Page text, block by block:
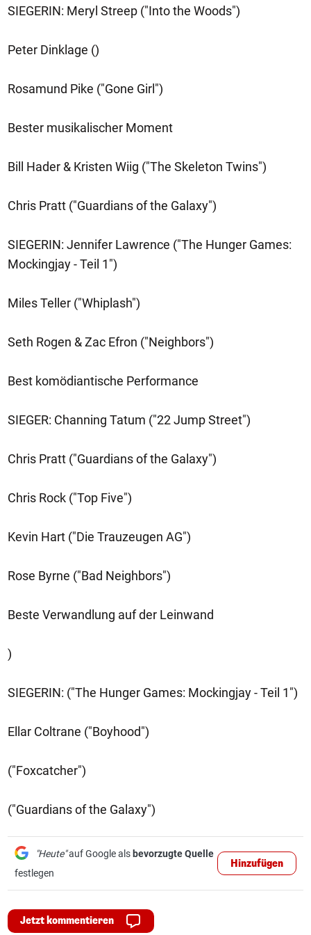
SIEGERIN: Meryl Streep ("Into the Woods")
Peter Dinklage ()
Rosamund Pike ("Gone Girl")
Bester musikalischer Moment
Bill Hader & Kristen Wiig ("The Skeleton Twins")
Chris Pratt ("Guardians of the Galaxy")
SIEGERIN: Jennifer Lawrence ("The Hunger Games:
Mockingjay - Teil 1")
Miles Teller ("Whiplash")
Seth Rogen & Zac Efron ("Neighbors")
Best komödiantische Performance
SIEGER: Channing Tatum ("22 Jump Street")
Chris Pratt ("Guardians of the Galaxy")
Chris Rock ("Top Five")
Kevin Hart ("Die Trauzeugen AG")
Rose Byrne ("Bad Neighbors")
Beste Verwandlung auf der Leinwand
)
SIEGERIN: ("The Hunger Games: Mockingjay - Teil 1")
Ellar Coltrane ("Boyhood")
("Foxcatcher")
("Guardians of the Galaxy")
"Heute"auf Google als bevorzugte Quelle
festlegen
Hinzufügen
Jetzt kommentieren